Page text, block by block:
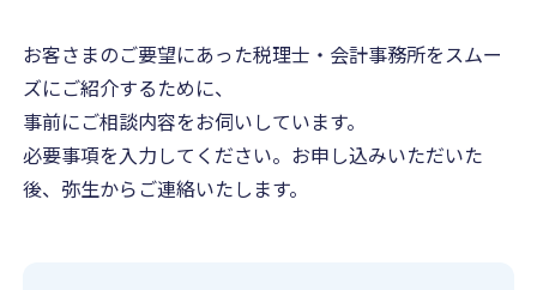
お客さまのご要望にあった税理士・会計事務所をスムー
ズにご紹介するために、
事前にご相談内容をお伺いしています。
必要事項を入力してください。お申し込みいただいた
後、弥生からご連絡いたします。